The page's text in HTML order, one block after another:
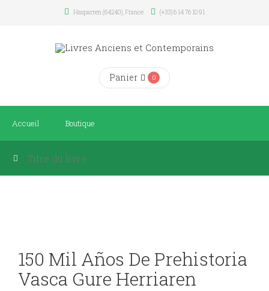
Hasparren (64240), France (+33) 6 14 76 10 91
Panier 0
Accueil Boutique
150 Mil Años De Prehistoria
Vasca Gure Herriaren